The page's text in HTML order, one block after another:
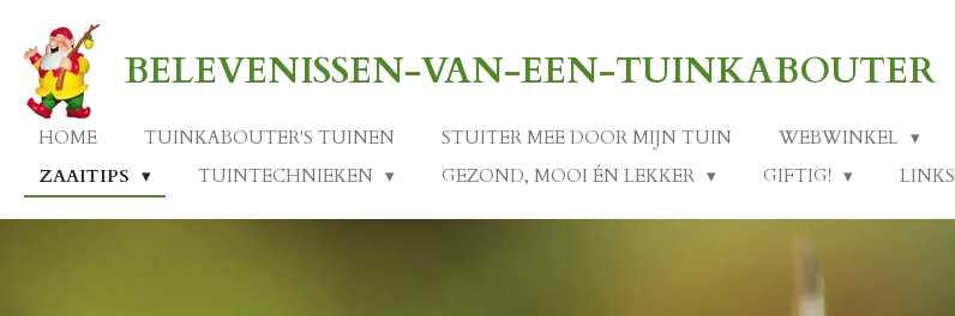
direct
naar
de
hoofdinhoud
BELEVENISSEN-VAN-EEN-TUINKABOUTER
HOME TUINKABOUTER'S TUINEN STUITER MEE DOOR MIJN TUIN WEBWINKEL
ZAAITIPS
TUINTECHNIEKEN GEZOND, MOOI ÉN LEKKER GIFTIG! LINKS